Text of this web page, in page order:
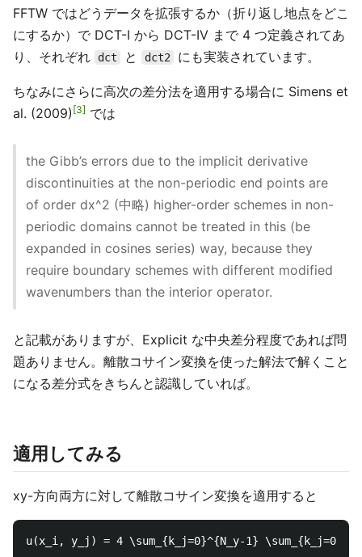
FFTW ではどうデータを拡張するか（折り返し地点をどこ
にするか）で DCT-I から DCT-IV まで 4 つ定義されてあ
り、それぞれ
dct と dct2 にも実装されています。
ちなみにさらに高次の差分法を適用する場合に Simens et
al. (2009) 3 では
the Gibb’s errors due to the implicit derivative
discontinuities at the non-periodic end points are
of order dx^2 (中略) higher-order schemes in non-
periodic domains cannot be treated in this (be
expanded in cosines series) way, because they
require boundary schemes with different modified
wavenumbers than the interior operator.
と記載がありますが、Explicit な中央差分程度であれば問
題ありません。離散コサイン変換を使った解法で解くこと
になる差分式をきちんと認識していれば。
適用してみる
xy-方向両方に対して離散コサイン変換を適用すると